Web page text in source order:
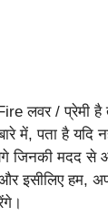
लवर / प्रेमी है
में, पता है यदि
जिनकी मदद
इसीलिए हम,